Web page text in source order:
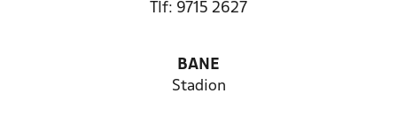
Tlf: 9715 2627
BANE
Stadion